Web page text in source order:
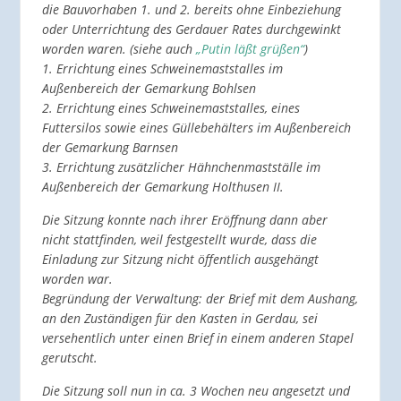
die Bauvorhaben 1. und 2. bereits ohne Einbeziehung
oder Unterrichtung des Gerdauer Rates durchgewinkt
worden waren. (siehe auch „Putin läßt grüßen“)
1. Errichtung eines Schweinemaststalles im
Außenbereich der Gemarkung Bohlsen
2. Errichtung eines Schweinemaststalles, eines
Futtersilos sowie eines Güllebehälters im Außenbereich
der Gemarkung Barnsen
3. Errichtung zusätzlicher Hähnchenmastställe im
Außenbereich der Gemarkung Holthusen II.
Die Sitzung konnte nach ihrer Eröffnung dann aber
nicht stattfinden, weil festgestellt wurde, dass die
Einladung zur Sitzung nicht öffentlich ausgehängt
worden war.
Begründung der Verwaltung: der Brief mit dem Aushang,
an den Zuständigen für den Kasten in Gerdau, sei
versehentlich unter einen Brief in einem anderen Stapel
gerutscht.
Die Sitzung soll nun in ca. 3 Wochen neu angesetzt und